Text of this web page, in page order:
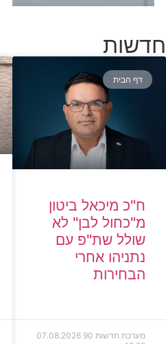
חדשות
דף הבית
ח"כ מיכאל ביטון
מ"כחול לבן" לא
שולל שת"פ עם
נתניהו אחרי
הבחירות
מערכת חדשות 90
07.08.2026